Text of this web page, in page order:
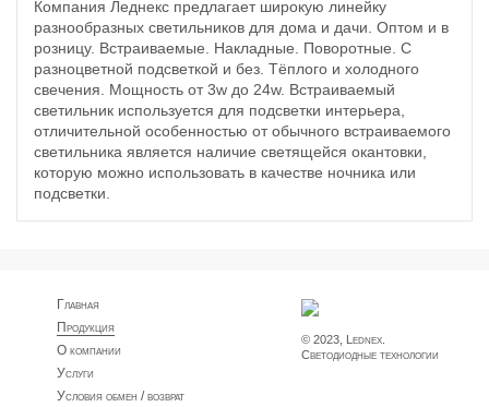
Компания Леднекс предлагает широкую линейку
разнообразных светильников для дома и дачи. Оптом и в
розницу. Встраиваемые. Накладные. Поворотные. С
разноцветной подсветкой и без. Тёплого и холодного
свечения. Мощность от 3w до 24w. Встраиваемый
светильник используется для подсветки интерьера,
отличительной особенностью от обычного встраиваемого
светильника является наличие светящейся окантовки,
которую можно использовать в качестве ночника или
подсветки.
© 2023, Lednex.
Светодиодные технологии
Главная
Продукция
О компании
Услуги
Условия обмен / возврат